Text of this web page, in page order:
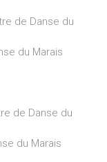
de Danse du
du Marais
de Danse du
du Marais